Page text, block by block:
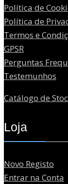
Política de
Política de
Termos e
GPSR
Perguntas
Testemunhos
Catálogo de
Loja
Novo Registo
Entrar na Conta